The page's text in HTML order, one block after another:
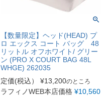
【数量限定】ヘッド(HEAD) プ
ロ エックス コート バッグ 48
リットル オフホワイト/ グリー
ン (PRO X COURT BAG 48L
WHGE) 262035
定価(税込）
¥13,200のところ
ラフィノWEB本店価格 ¥10,560